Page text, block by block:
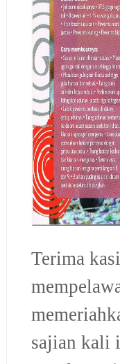
Terima
sajian kali